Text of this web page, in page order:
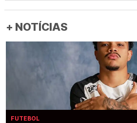
+ NOTÍCIAS
FUTEBOL